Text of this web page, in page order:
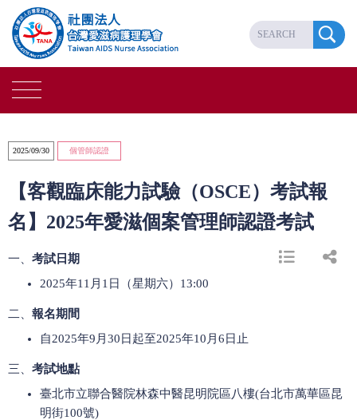
2025/09/30 個管師認證
【客觀臨床能力試驗（OSCE）考試報
名】2025年愛滋個案管理師認證考試
一、 考試日期
2025年11月1日（星期六）13:00
二、 報名期間
自2025年9月30日起至2025年10月6日止
三、 考試地點
臺北市立聯合醫院林森中醫昆明院區八樓(台北市萬華區昆
明街100號)